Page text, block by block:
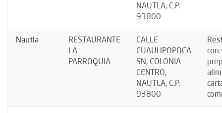
NAUTLA, C.P.
93800
Nautla
RESTAURANTE
LA
PARROQUIA
CALLE
CUAUHPOPOCA
SN, COLONIA
CENTRO,
NAUTLA, C.P.
93800
con